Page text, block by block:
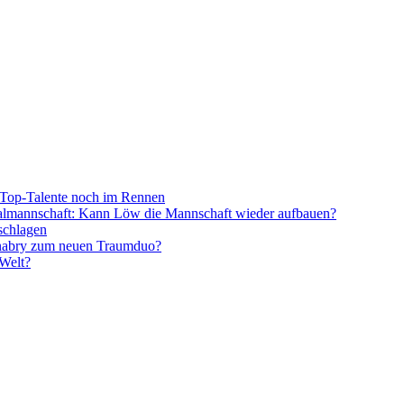
Talente noch im Rennen
Kann Löw die Mannschaft wieder aufbauen?
zum neuen Traumduo?